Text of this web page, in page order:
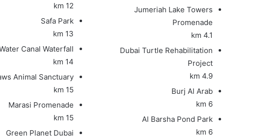
Jumeriah Lake Towers
Promenade
4.1 km
Dubai Turtle Rehabilitation
Project
4.9 km
Burj Al Arab
6 km
Al Barsha Pond Park
6 km
12 km
Safa Park
13 km
Canal Waterfall
14 km
Animal Sanctuary
15 km
Marasi Promenade
15 km
Green Planet Dubai